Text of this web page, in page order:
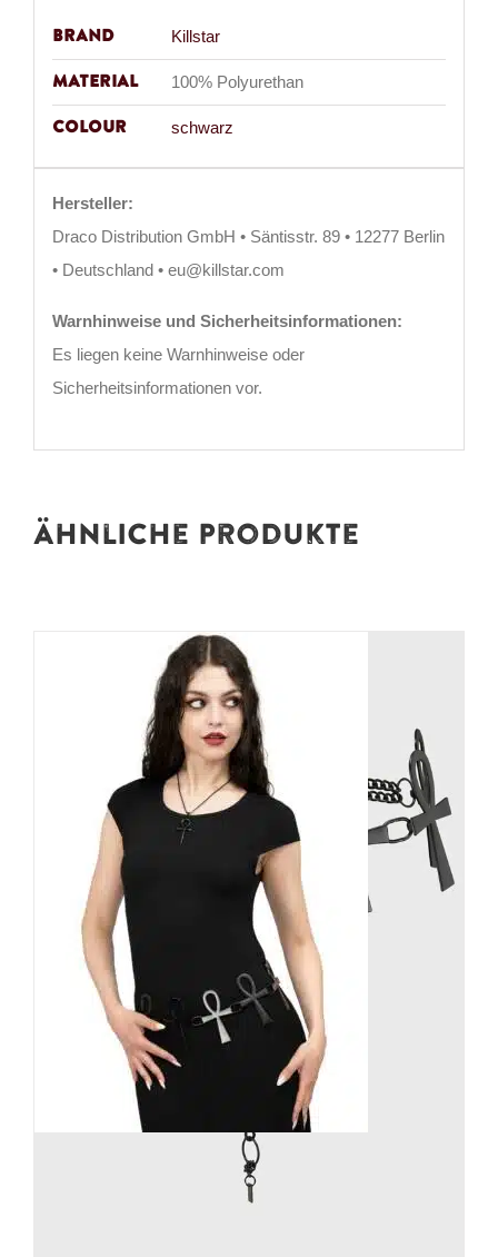
Brand Killstar
Material 100% Polyurethan
Colour schwarz
Hersteller:
Draco Distribution GmbH • Säntisstr. 89 • 12277 Berlin
• Deutschland • eu@killstar.com
Warnhinweise und Sicherheitsinformationen:
Es liegen keine Warnhinweise oder
Sicherheitsinformationen vor.
Ähnliche Produkte
Killstar Gürtel Ankh
39,90